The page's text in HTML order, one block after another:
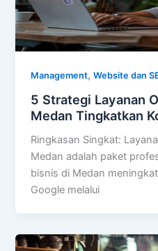
Management,Website dan
5 Strategi Layanan
Medan Tingkatkan
Ringkasan Singkat:
Medan adalah paket
bisnis di Medan
Google melalui